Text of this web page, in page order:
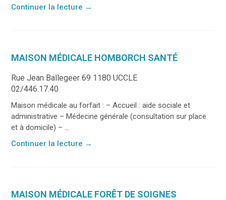
Continuer la lecture →
MAISON MÉDICALE HOMBORCH SANTÉ
Rue Jean Ballegeer 69 1180 UCCLE
02/446.17.40
Maison médicale au forfait : – Accueil : aide sociale et
administrative – Médecine générale (consultation sur place
et à domicile) – ...
Continuer la lecture →
MAISON MÉDICALE FORÊT DE SOIGNES